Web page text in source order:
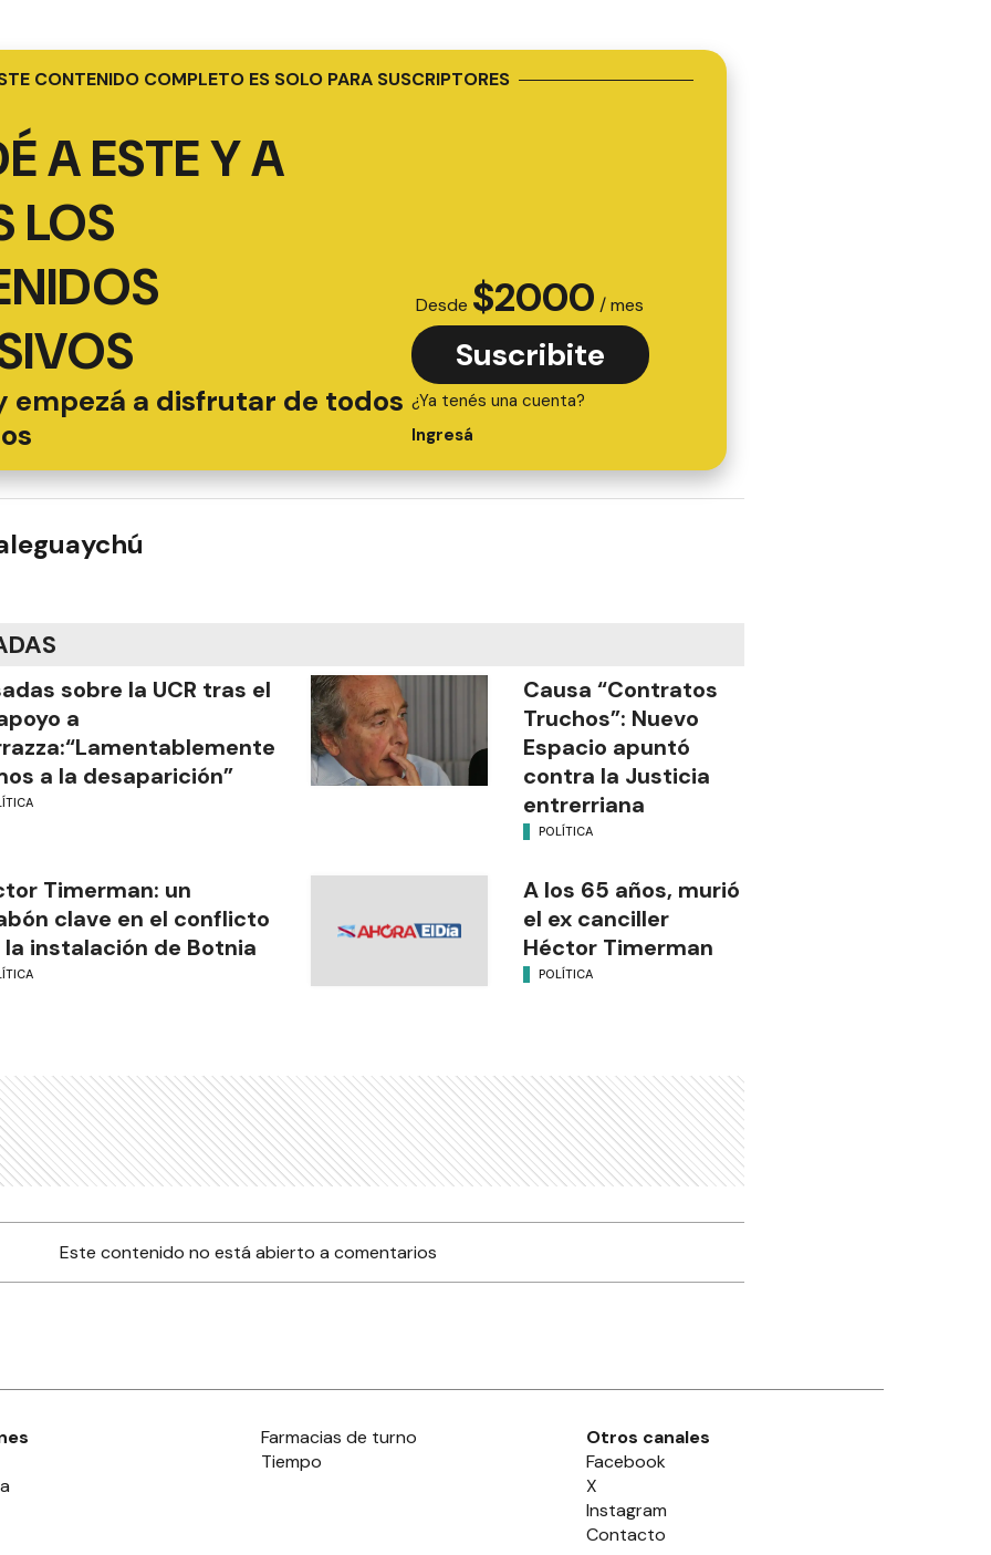
CONTENIDO COMPLETO ES SOLO PARA SUSCRIPTORES
A ESTE Y A
LOS
empezá a disfrutar de todos
Desde $2000 / mes
Suscribite
¿Ya tenés una cuenta?
Ingresá
sobre la UCR tras el
a
a la desaparición”
Causa “Contratos
Truchos”: Nuevo
Espacio apuntó
contra la Justicia
entrerriana
POLÍTICA
Timerman: un
clave en el conflicto
instalación de Botnia
A los 65 años, murió
el ex canciller
Héctor Timerman
POLÍTICA
Este contenido no está abierto a comentarios
Farmacias de turno
Tiempo
Otros canales
Facebook
X
Instagram
Contacto